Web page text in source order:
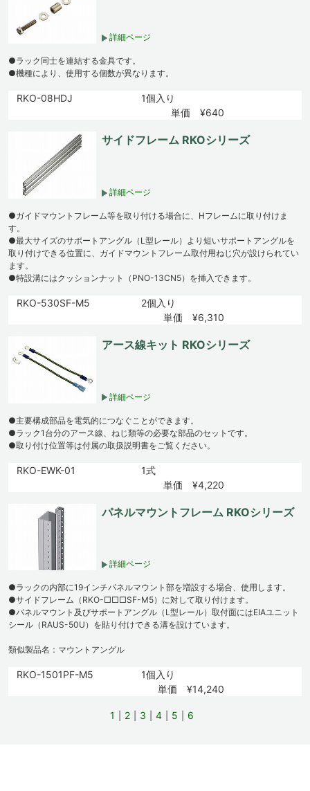
詳細ページ
●ラック同士を連結する金具です。
●機種により、使用する個数が異なります。
RKO-08HDJ
1個入り
単価 ¥640
サイドフレーム RKOシリーズ
詳細ページ
●ガイドマウントフレーム等を取り付ける場合に、Hフレームに取り付けま
す。
●最大サイズのサポートアングル（L型レール）より短いサポートアングルを
取り付けできる位置に、ガイドマウントフレーム取付用ねじ穴が設けられてい
ます。
●特設溝にはクッションナット（PNO-13CN5）を挿入できます。
RKO-530SF-M5
2個入り
単価 ¥6,310
アース線キット RKOシリーズ
詳細ページ
●主要構成部品を電気的につなぐことができます。
●ラック1台分のアース線、ねじ類等の必要な部品のセットです。
●取り付け位置等は付属の取扱説明書をご覧ください。
RKO-EWK-01
1式
単価 ¥4,220
パネルマウントフレーム RKOシリーズ
詳細ページ
●ラックの内部に19インチパネルマウント部を増設する場合、使用します。
●サイドフレーム（RKO-□□□SF-M5）に対して取り付けます。
●パネルマウント及びサポートアングル（L型レール）取付面にはEIAユニット
シール（RAUS-50U）を貼り付けできる溝を設けています。
類似製品名：マウントアングル
RKO-1501PF-M5
1個入り
単価 ¥14,240
1 2 3 4 5 6